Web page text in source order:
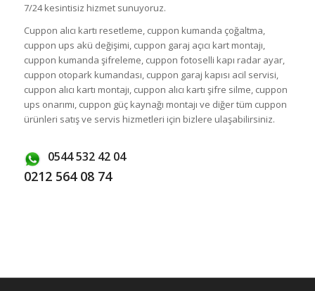
7/24 kesintisiz hizmet sunuyoruz.
Cuppon alıcı kartı resetleme, cuppon kumanda çoğaltma,
cuppon ups akü değişimi, cuppon garaj açıcı kart montajı,
cuppon kumanda şifreleme, cuppon fotoselli kapı radar ayar,
cuppon otopark kumandası, cuppon garaj kapısı acil servisi,
cuppon alıcı kartı montajı, cuppon alıcı kartı şifre silme, cuppon
ups onarımı, cuppon güç kaynağı montajı ve diğer tüm cuppon
ürünleri satış ve servis hizmetleri için bizlere ulaşabilirsiniz.
0544 532 42 04
0212 564 08 74